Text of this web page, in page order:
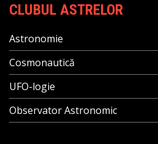
CLUBUL ASTRELOR
Astronomie
Cosmonautică
UFO-logie
Observator Astronomic